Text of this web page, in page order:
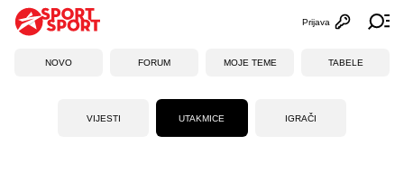
Otvori
Prijava
NOVO FORUM MOJE TEME TABELE
VIJESTI UTAKMICE IGRAČI